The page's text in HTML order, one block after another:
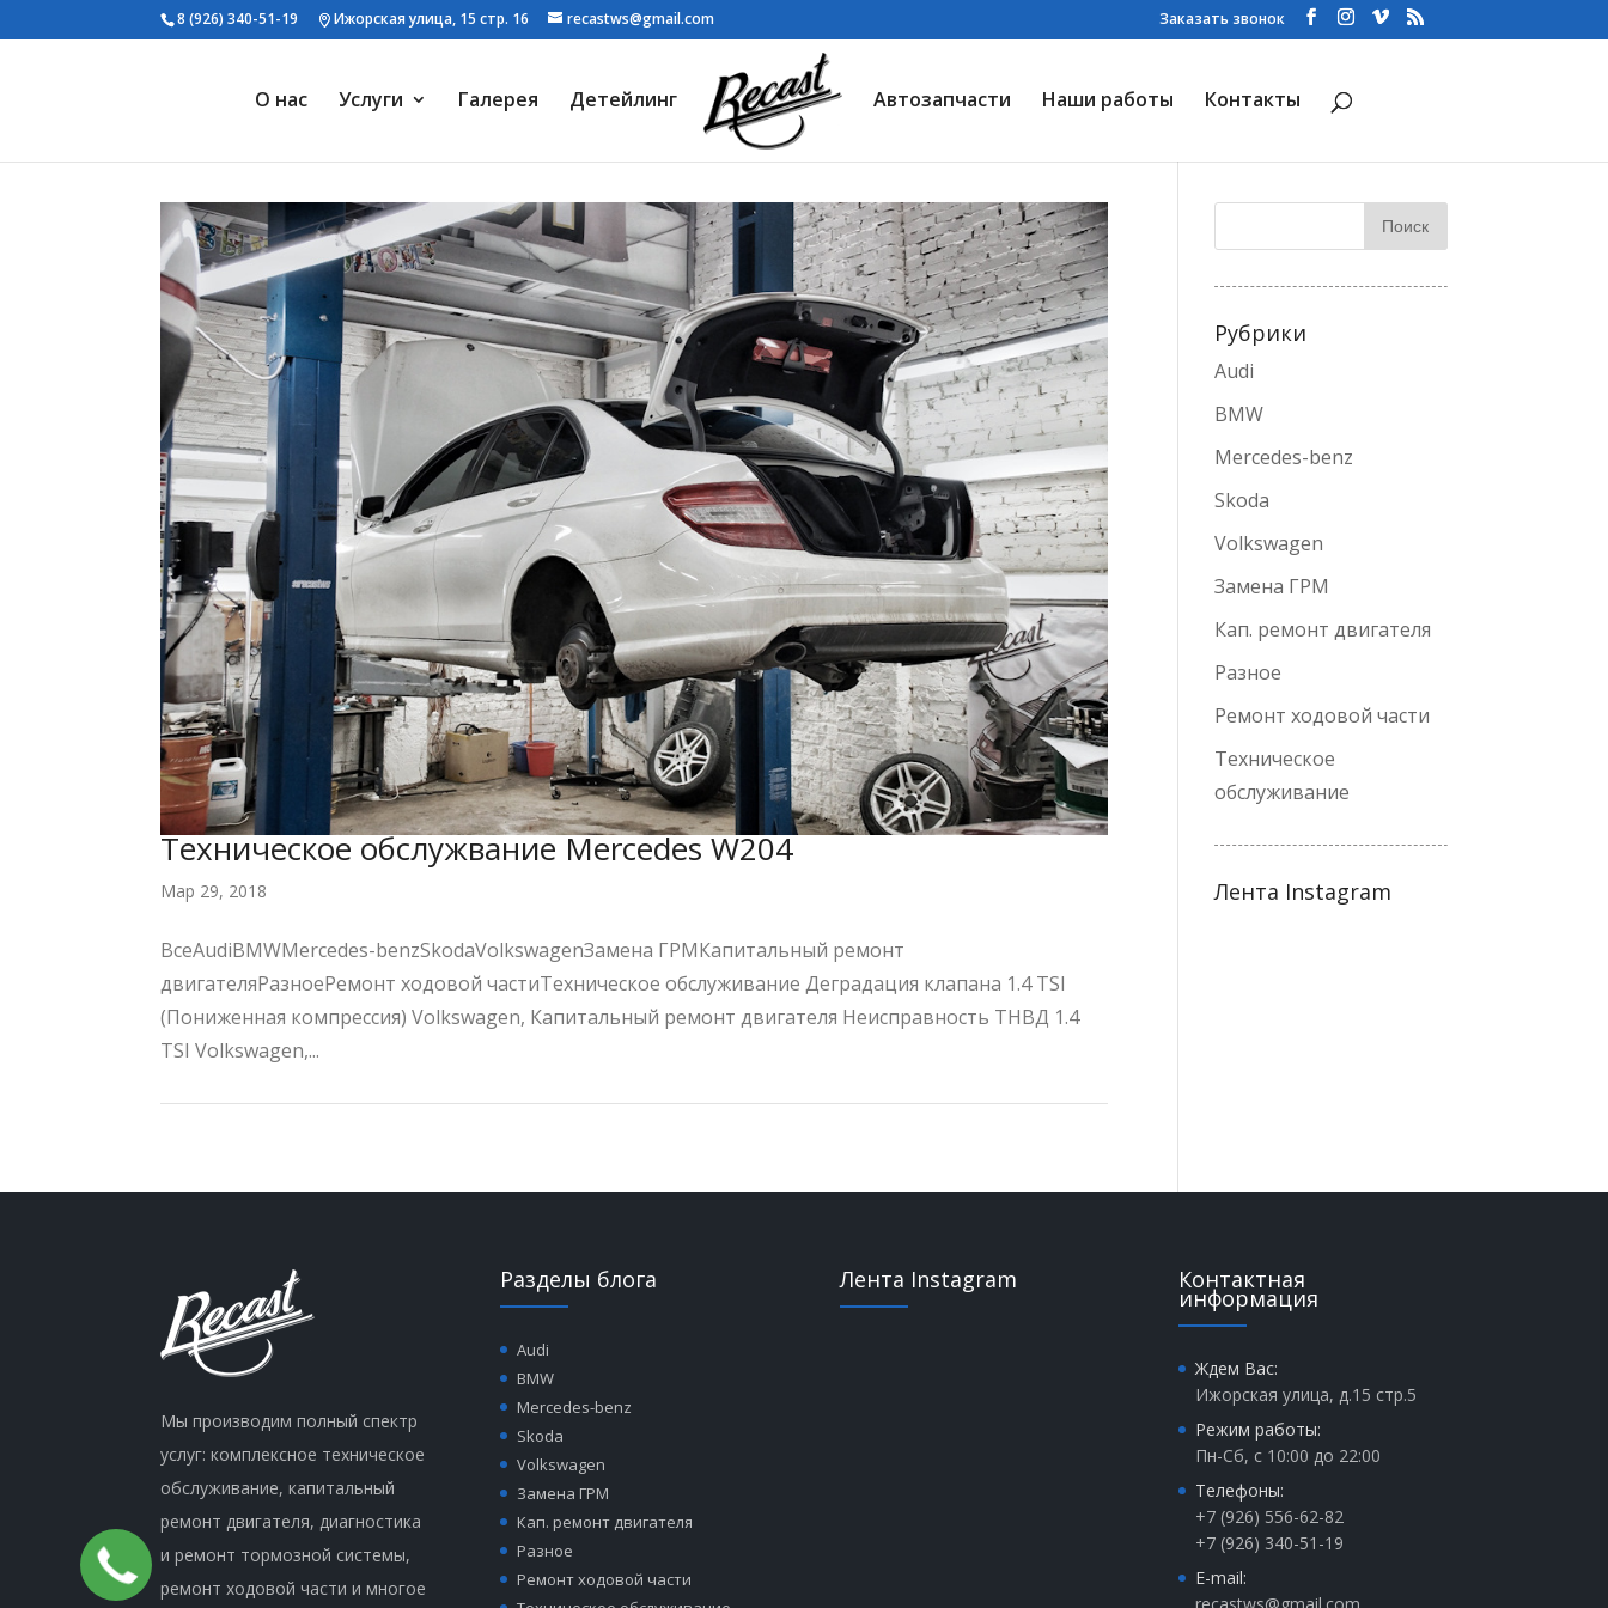
8 (926) 340-51-19 Ижорская улица, 15 стр. 16 recastws@gmail.com Заказать звонок
О нас Услуги Галерея Детейлинг Автозапчасти Наши работы Контакты
Техническое обслужвание Mercedes W204
Мар 29, 2018
ВсеAudiBMWMercedes-benzSkodaVolkswagenЗамена ГРМКапитальный ремонт
двигателяРазноеРемонт ходовой частиТехническое обслуживание Деградация клапана 1.4 TSI
(Пониженная компрессия) Volkswagen, Капитальный ремонт двигателя Неисправность ТНВД 1.4
TSI Volkswagen,...
Рубрики
Audi
BMW
Mercedes-benz
Skoda
Volkswagen
Замена ГРМ
Кап. ремонт двигателя
Разное
Ремонт ходовой части
Техническое
обслуживание
Лента Instagram
Мы производим полный спектр
услуг: комплексное техническое
обслуживание, капитальный
ремонт двигателя, диагностика
и ремонт тормозной системы,
ремонт ходовой части и многое
Разделы блога
Audi
BMW
Mercedes-benz
Skoda
Volkswagen
Замена ГРМ
Кап. ремонт двигателя
Разное
Ремонт ходовой части
Лента Instagram Контактная
информация
Ждем Вас:
Ижорская улица, д.15 стр.5
Режим работы:
Пн-Сб, с 10:00 до 22:00
Телефоны:
+7 (926) 556-62-82
+7 (926) 340-51-19
E-mail: